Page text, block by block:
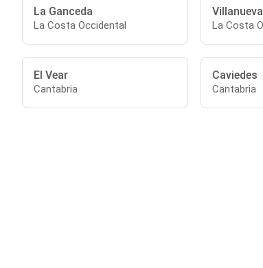
La Ganceda
La Costa Occidental
Villanueva
La Costa
El Vear
Cantabria
Caviedes
Cantabria